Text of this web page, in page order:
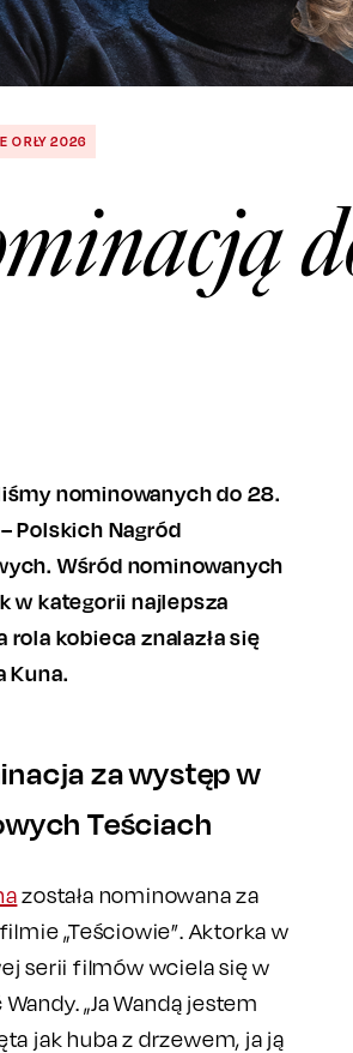
ORŁY 2026
nominowanych do 28.
Polskich Nagród
Wśród nominowanych
w kategorii najlepsza
rola kobieca znalazła się
Kuna.
za występ w
Teściach
została nominowana za
„Teściowie”. Aktorka w
serii filmów wciela się w
„Ja Wandą jestem
jak huba z drzewem, ja ją